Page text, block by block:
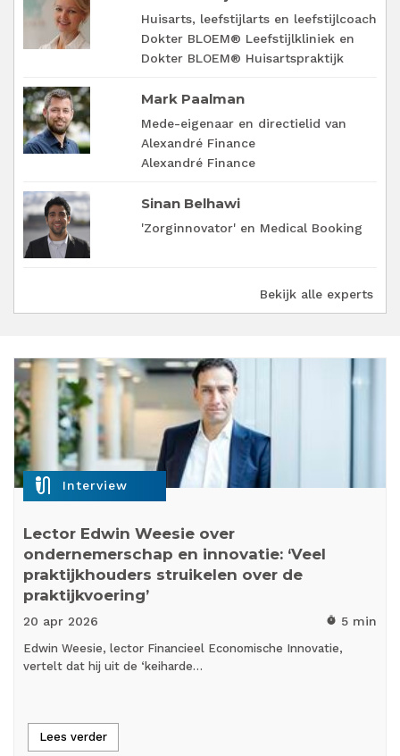
Huisarts, leefstijlarts en leefstijlcoach
Dokter BLOEM® Leefstijlkliniek en
Dokter BLOEM® Huisartspraktijk
Mark Paalman
Mede-eigenaar en directielid van
Alexandré Finance
Alexandré Finance
Sinan Belhawi
'Zorginnovator' en Medical Booking
Bekijk alle experts
mic_external_on Interview
Lector Edwin Weesie over
ondernemerschap en innovatie: ‘Veel
praktijkhouders struikelen over de
praktijkvoering’
20 apr 2026 timer 5 min
Edwin Weesie, lector Financieel Economische Innovatie,
vertelt dat hij uit de ‘keiharde…
Lees verder